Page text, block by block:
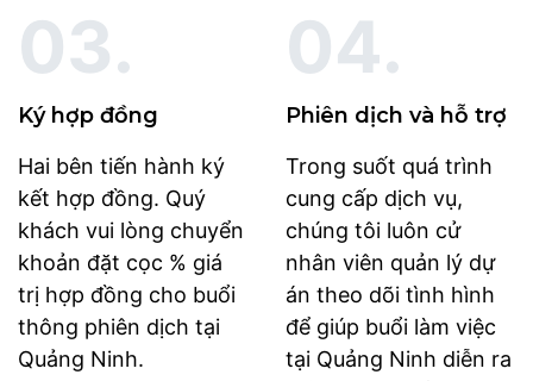
03.
Ký hợp đồng
Hai bên tiến hành ký
kết hợp đồng. Quý
khách vui lòng chuyển
khoản đặt cọc % giá
trị hợp đồng cho buổi
thông phiên dịch tại
Quảng Ninh.
04.
Phiên dịch và hỗ trợ
Trong suốt quá trình
cung cấp dịch vụ,
chúng tôi luôn cử
nhân viên quản lý dự
án theo dõi tình hình
để giúp buổi làm việc
tại Quảng Ninh diễn ra